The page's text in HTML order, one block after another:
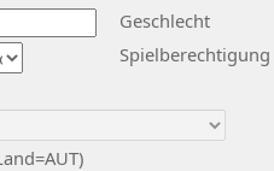
Geschlecht
Spielberechtigung